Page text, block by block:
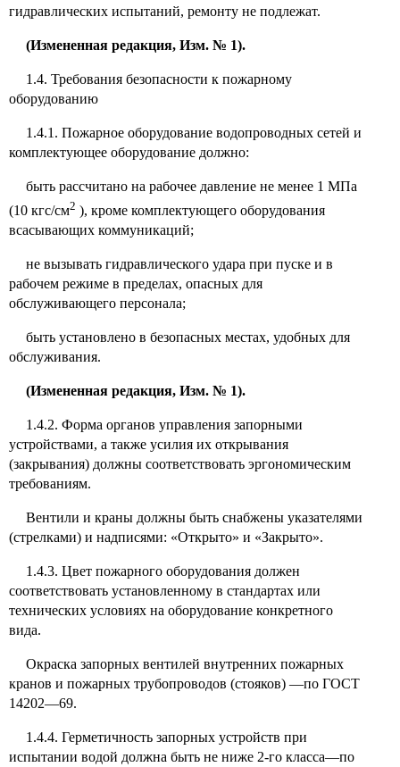
гидравлических испытаний, ремонту не подлежат.
(Измененная редакция, Изм. № 1).
1.4. Требования безопасности к пожарному
оборудованию
1.4.1. Пожарное оборудование водопроводных сетей и
комплектующее оборудование должно:
быть рассчитано на рабочее давление не менее 1 МПа
(10 кгс/см2 ), кроме комплектующего оборудования
всасывающих коммуникаций;
не вызывать гидравлического удара при пуске и в
рабочем режиме в пределах, опасных для
обслуживающего персонала;
быть установлено в безопасных местах, удобных для
обслуживания.
(Измененная редакция, Изм. № 1).
1.4.2. Форма органов управления запорными
устройствами, а также усилия их открывания
(закрывания) должны соответствовать эргономическим
требованиям.
Вентили и краны должны быть снабжены указателями
(стрелками) и надписями: «Открыто» и «Закрыто».
1.4.3. Цвет пожарного оборудования должен
соответствовать установленному в стандартах или
технических условиях на оборудование конкретного
вида.
Окраска запорных вентилей внутренних пожарных
кранов и пожарных трубопроводов (стояков) —по ГОСТ
14202—69.
1.4.4. Герметичность запорных устройств при
испытании водой должна быть не ниже 2-го класса—по